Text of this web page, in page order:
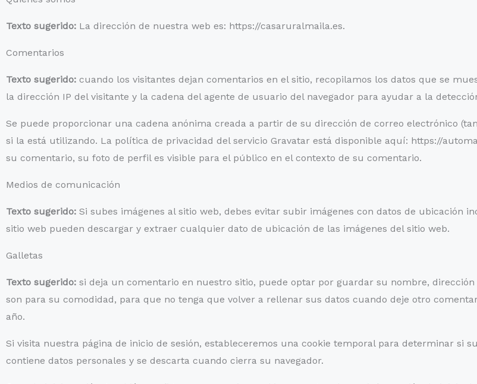
Texto sugerido: La dirección de nuestra web es: https://casaruralmaila.es.
Comentarios
Texto sugerido: cuando los visitantes dejan comentarios en el sitio, recopilamos los datos que se
la dirección IP del visitante y la cadena del agente de usuario del navegador para ayudar a la
Se puede proporcionar una cadena anónima creada a partir de su dirección de correo electrónico
si la está utilizando. La política de privacidad del servicio Gravatar está disponible aquí: https://
su comentario, su foto de perfil es visible para el público en el contexto de su comentario.
Medios de comunicación
Texto sugerido: Si subes imágenes al sitio web, debes evitar subir imágenes con datos de ubicación
sitio web pueden descargar y extraer cualquier dato de ubicación de las imágenes del sitio web.
Galletas
Texto sugerido: si deja un comentario en nuestro sitio, puede optar por guardar su nombre,
son para su comodidad, para que no tenga que volver a rellenar sus datos cuando deje otro
año.
Si visita nuestra página de inicio de sesión, estableceremos una cookie temporal para determinar si
contiene datos personales y se descarta cuando cierra su navegador.